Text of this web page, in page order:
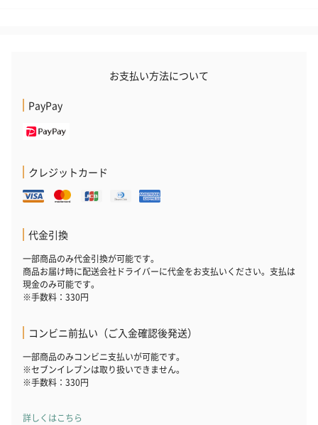
お支払い方法について
PayPay
クレジットカード
代金引換
一部商品のみ代金引換が可能です。
商品お届け時に配送会社ドライバーに代金をお支払いください。支払は
現金のみ可能です。
※手数料：330円
コンビニ前払い（ご入金確認後発送）
一部商品のみコンビニ支払いが可能です。
※セブンイレブンは取り扱いできません。
※手数料：330円
詳しくはこちら